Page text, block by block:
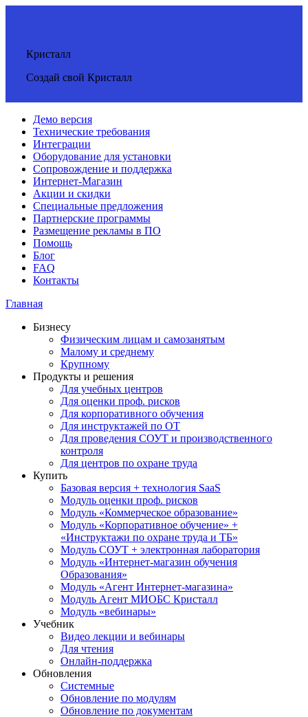
Кристалл
Создай свой Кристалл
Демо версия
Технические требования
Интеграции
Оборудование для установки
Сопровождение и поддержка
Интернет-Магазин
Акции и скидки
Специальные предложения
Партнерские программы
Размещение рекламы в ПО
Помощь
Блог
FAQ
Контакты
Главная
Бизнесу
Физическим лицам и самозанятым
Малому и среднему
Крупному
Продукты и решения
Для учебных центров
Для оценки проф. рисков
Для корпоративного обучения
Для инструктажей по ОТ
Для проведения СОУТ и производственного
контроля
Для центров по охране труда
Купить
Базовая версия + технология SaaS
Модуль оценки проф. рисков
Модуль «Коммерческое образование»
Модуль «Корпоративное обучение» +
«Инструктажи по охране труда и ТБ»
Модуль СОУТ + электронная лаборатория
Модуль «Интернет-магазин обучения
Образования»
Модуль «Агент Интернет-магазина»
Модуль Агент МИОБС Кристалл
Модуль «вебинары»
Учебник
Видео лекции и вебинары
Для чтения
Онлайн-поддержка
Обновления
Системные
Обновление по модулям
Обновление по документам